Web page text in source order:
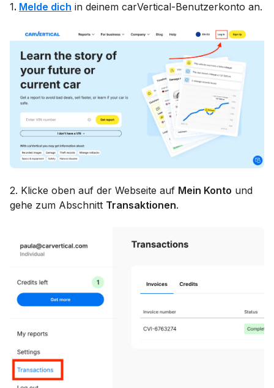
1. Melde dich in deinem carVertical-Benutzerkonto an.
2. Klicke oben auf der Webseite auf Mein Konto und
gehe zum Abschnitt Transaktionen.